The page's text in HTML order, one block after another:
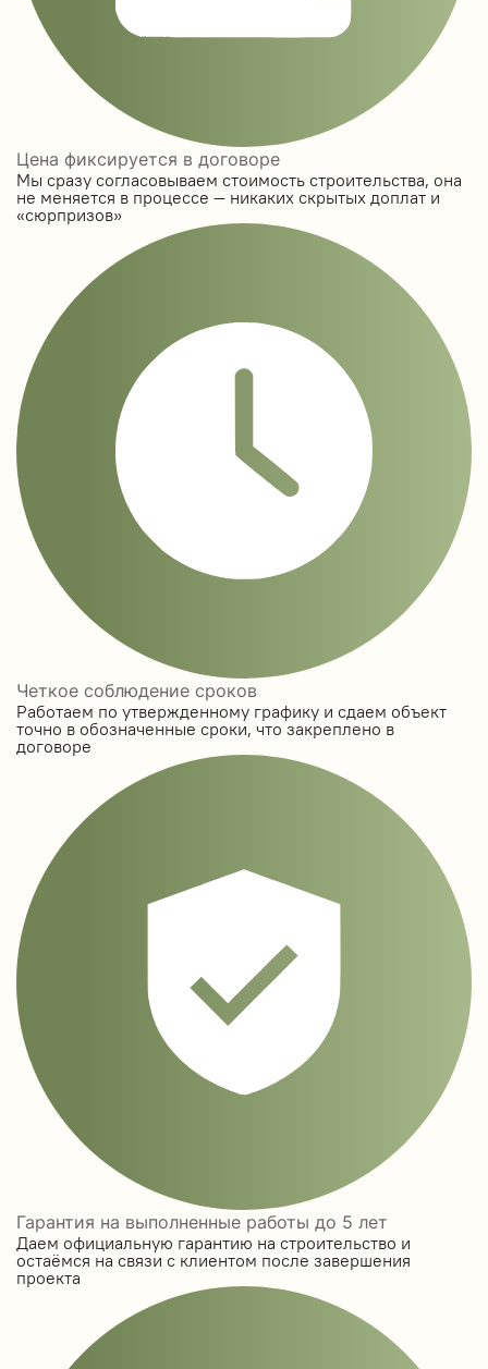
Цена фиксируется в договоре
Мы сразу согласовываем стоимость строительства, она
не меняется в процессе — никаких скрытых доплат и
«сюрпризов»
Четкое соблюдение сроков
Работаем по утвержденному графику и сдаем объект
точно в обозначенные сроки, что закреплено в
договоре
Гарантия на выполненные работы до 5 лет
Даем официальную гарантию на строительство и
остаёмся на связи с клиентом после завершения
проекта